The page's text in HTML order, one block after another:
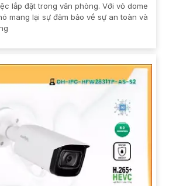
lắp đặt trong văn phòng. Với vỏ dome
mang lại sự đảm bảo về sự an toàn và